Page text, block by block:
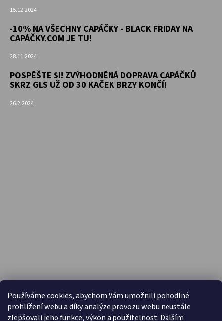
Používáme cookies, abychom Vám umožnili pohodlné
prohlížení webu a díky analýze provozu webu neustále
zlepšovali jeho funkce, výkon a použitelnost. Dalším
15.12.2024
-10% NA VŠECHNY CAPÁČKY - BLACK FRIDAY NA
CAPÁČKY.COM JE TU!
28.11.2024
POSPĚŠTE SI! ZVÝHODNĚNÁ DOPRAVA CAPÁČKŮ
SKRZ GLS UŽ OD 30 KAČEK BRZY KONČÍ!
26.2.2024
PŘIJÍMÁME ONLINE PLATBY